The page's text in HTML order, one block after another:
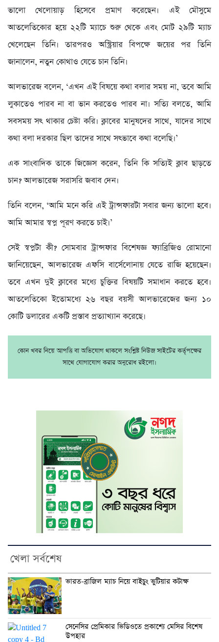
ভালো খেলোয়াড় হিসেবে প্রমাণ করেছেন। এই মৌসুমে
আতলেতিকোর হয়ে ২২টি ম্যাচে শুরু থেকে এবং মোট ২৯টি ম্যাচ
খেলেছেন তিনি। তারপরও অস্ট্রিয়ার বিপক্ষে জয়ের পর তিনি
জানালেন, নতুন কোথাও যেতে চান তিনি।
আলভারেজ বলেন, ‘এখন এই বিষয়ে কথা বলার সময় না, তবে আমি
লুকাতেও পারব না বা ভান করতেও পারব না। সত্যি বলতে, আমি
সবসময় সৎ থাকার চেষ্টা করি। ক্লাবের মানুষদের সাথে, যাদের সাথে
কথা বলা দরকার ছিল তাদের সাথে সৎভাবে কথা বলেছি।’
এক সাংবাদিক তাকে জিজ্ঞেস করেন, তিনি কি সত্যিই ক্লাব ছাড়তে
চান? আলভারেজ সরাসরি জবাব দেন।
তিনি বলেন, ‘আমি মনে করি এই ট্রান্সফারটা সবার জন্য ভালো হবে।
আমি আমার স্বপ্ন পূরণ করতে চাই।’
সেই স্বপ্নটা কী? সোমবার ট্রান্সফার বিশেষজ্ঞ ফ্যাব্রিজিও রোমানো
জানিয়েছেন, আলভারেজ এফসি বার্সেলোনায় যেতে রাজি হয়েছেন।
তবে এখন দুই ক্লাবের মধ্যে চুক্তির বিষয়টি সমাধান করতে হবে।
আতলেতিকো ইতোমধ্যে ২৬ বছর বয়সী আলভারেজের জন্য ১০
কোটি ডলারের একটি প্রস্তাব প্রত্যাখ্যান করেছে।
কোন খবর নিয়ে আপত্তি বা অভিযোগ থাকলে সংশ্লিষ্ট নিউজ সাইটের কর্তৃপক্ষের
সাথে যোগাযোগ করার অনুরোধ রইলো।
খেলা সর্বশেষ
ভারত-ব্রাজিল ম্যাচ নিয়ে বাইচুং ভুটিয়ার কটাক্ষ
সেনেসির প্রেমিকার ভিডিওতে প্রকাশ্যে মেসির বিশেষ
উপহার